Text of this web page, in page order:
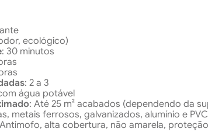
ecológico)
: 30 minutos
: 2 a 3
água potável
: Até 25 m² acabados (dependendo da
metais ferrosos, galvanizados, alumínio e
alta cobertura, não amarela,